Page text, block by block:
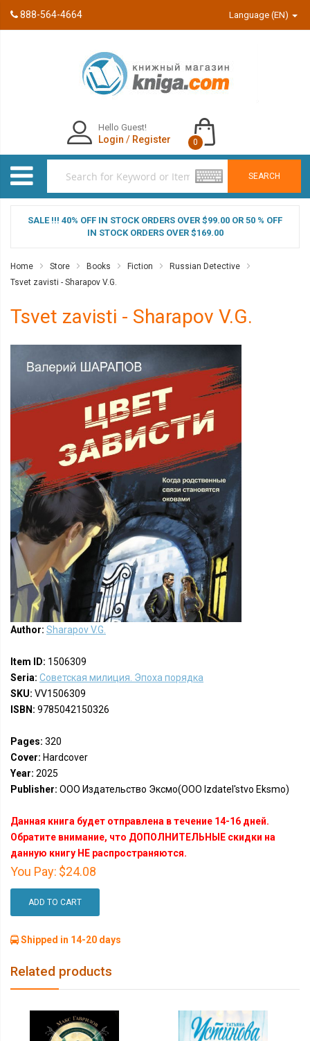
888-564-4664 Language (EN)
SEARCH
Hello Guest!
Login / Register 0
SALE !!! 40% OFF IN STOCK ORDERS OVER $99.00 OR 50 % OFF
IN STOCK ORDERS OVER $169.00
Home Store Books Fiction
Russian Detective
Tsvet zavisti - Sharapov V.G.
Tsvet zavisti - Sharapov V.G.
Author: Sharapov V.G.
Item ID: 1506309
Seria: Советская милиция. Эпоха порядка
SKU: VV1506309
ISBN: 9785042150326
Pages: 320
Cover: Hardcover
Year: 2025
Publisher: ООО Издательство Эксмо(OOO Izdatel'stvo Eksmo)
Данная книга будет отправлена в течение 14-16 дней.
Обратите внимание, что ДОПОЛНИТЕЛЬНЫЕ скидки на
данную книгу НЕ распространяются.
You Pay: $24.08
ADD TO CART
Shipped in 14-20 days
Related products